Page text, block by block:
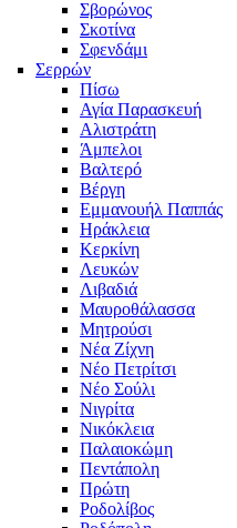
Σβορώνος
Σκοτίνα
Σφενδάμι
Σερρών
Πίσω
Αγία Παρασκευή
Αλιστράτη
Άμπελοι
Βαλτερό
Βέργη
Εμμανουήλ Παππάς
Ηράκλεια
Κερκίνη
Λευκών
Λιβαδιά
Μαυροθάλασσα
Μητρούσι
Νέα Ζίχνη
Νέο Πετρίτσι
Νέο Σούλι
Νιγρίτα
Νικόκλεια
Παλαιοκώμη
Πεντάπολη
Πρώτη
Ροδολίβος